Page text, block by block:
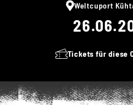
Weltcuport
Tickets für diese